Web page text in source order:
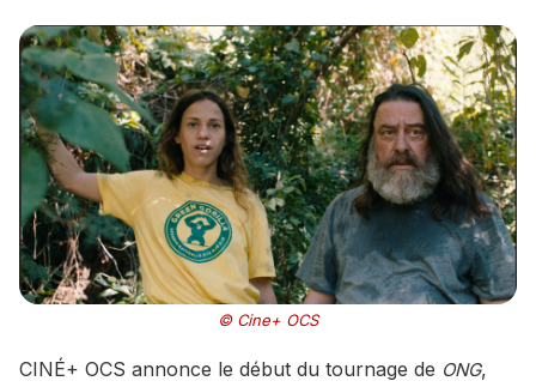
© Cine+ OCS
CINÉ+ OCS annonce le début du tournage de ONG,